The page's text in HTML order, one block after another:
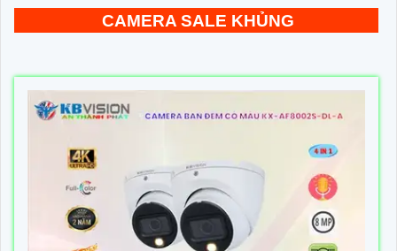
CAMERA SALE KHỦNG